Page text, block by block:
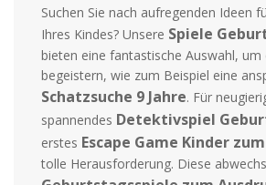
Suchen Sie nach aufregenden Ideen
Ihres Kindes? Unsere Spiele
bieten eine fantastische Auswahl, um
begeistern, wie zum Beispiel eine
Schatzsuche 9 Jahre. Für
spannendes Detektivspiel
erstes Escape Game Kinder
tolle Herausforderung. Diese